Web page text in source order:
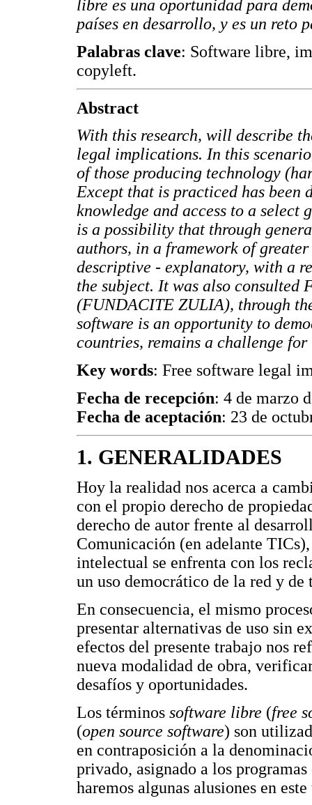
libre es una oportunidad para
países en desarrollo, y es un reto
Palabras clave: Software libre,
copyleft.
Abstract
With this research, will describe
legal implications. In this
of those producing technology
Except that is practiced has been
knowledge and access to a select
is a possibility that through
authors, in a framework of
descriptive - explanatory, with a
the subject. It was also consulted
(FUNDACITE ZULIA), through
software is an opportunity to
countries, remains a challenge for
Key words: Free software legal
Fecha de recepción: 4 de marzo
Fecha de aceptación: 23 de
1. GENERALIDADES
Hoy la realidad nos acerca a
con el propio derecho de
derecho de autor frente al
Comunicación (en adelante
intelectual se enfrenta con los
un uso democrático de la red y de
En consecuencia, el mismo
presentar alternativas de uso sin
efectos del presente trabajo nos
nueva modalidad de obra,
desafíos y oportunidades.
Los términos software libre (free
(open source software) son
en contraposición a la
privado, asignado a los
haremos algunas alusiones en